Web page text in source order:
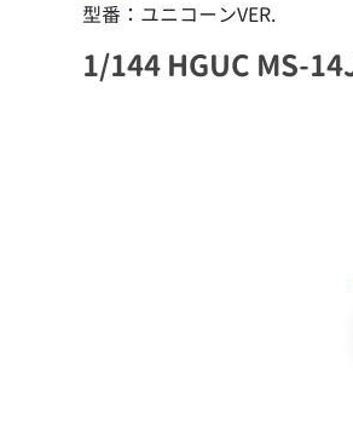
型番：ユニコーンVER.
1/144 HGUC MS-